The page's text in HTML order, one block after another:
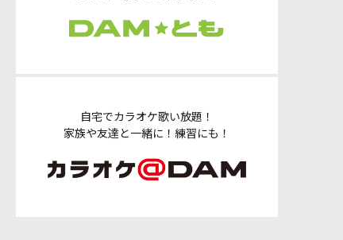
自宅でカラオケ歌い放題！
家族や友達と一緒に！練習にも！